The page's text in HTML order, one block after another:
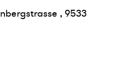
, 9533